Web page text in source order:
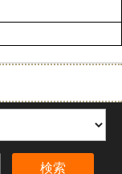
検索